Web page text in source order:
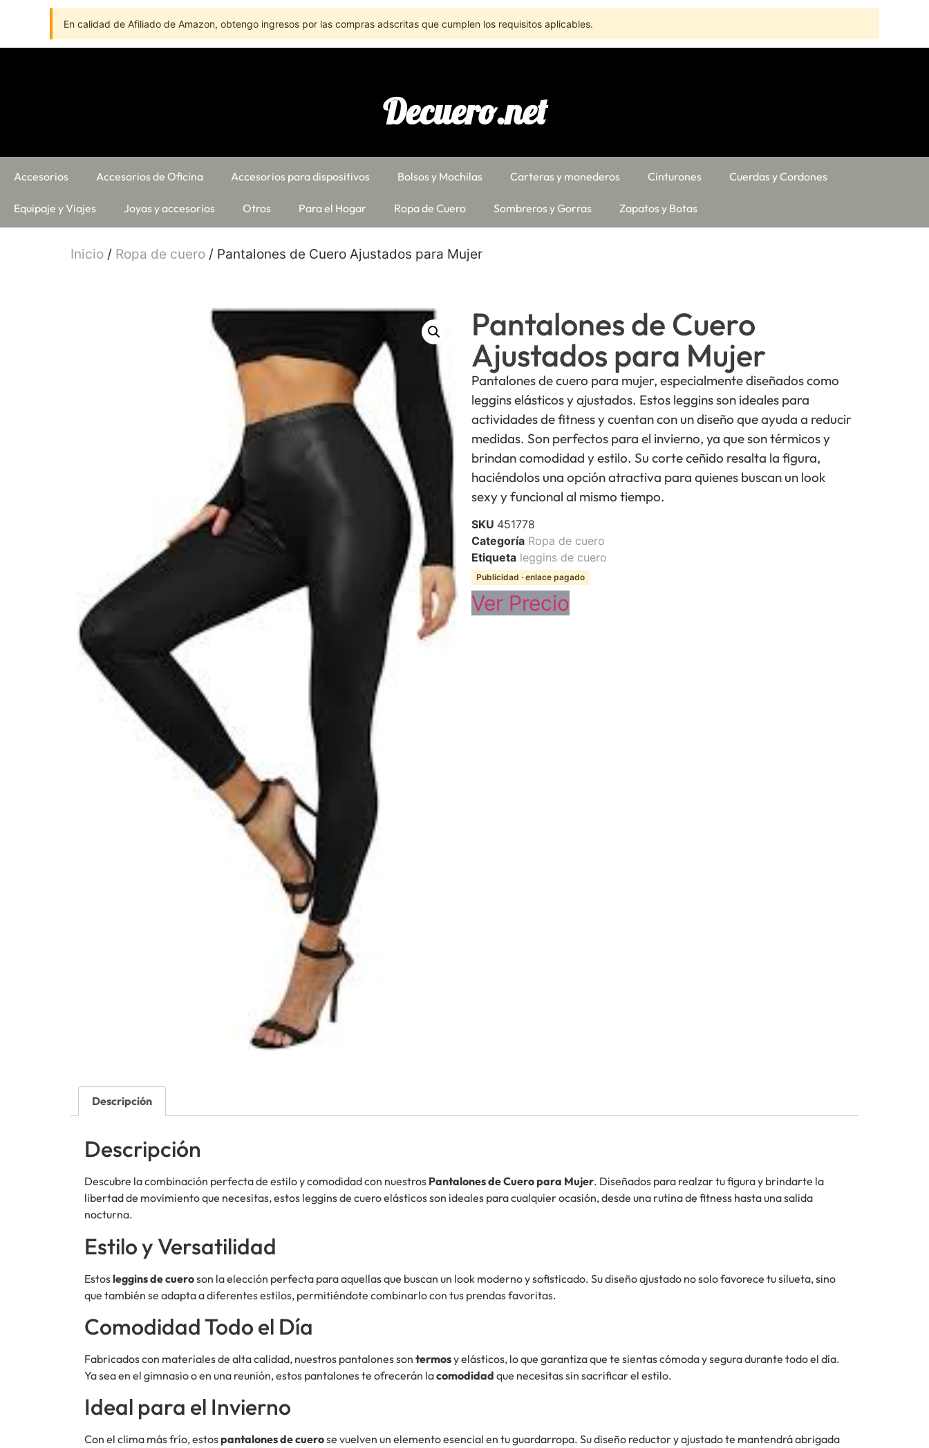
En calidad de Afiliado de Amazon, obtengo ingresos por las compras adscritas que cumplen los requisitos aplicables.
Decuero.net
Accesorios Accesorios de Oficina Accesorios para dispositivos Bolsos y Mochilas Carteras y monederos Cinturones Cuerdas y Cordones
Equipaje y Viajes Joyas y accesorios Otros Para el Hogar Ropa de Cuero Sombreros y Gorras Zapatos y Botas
Inicio / Ropa de cuero / Pantalones de Cuero Ajustados para Mujer
Pantalones de Cuero
Ajustados para Mujer
Pantalones de cuero para mujer, especialmente diseñados como
leggins elásticos y ajustados. Estos leggins son ideales para
actividades de fitness y cuentan con un diseño que ayuda a reducir
medidas. Son perfectos para el invierno, ya que son térmicos y
brindan comodidad y estilo. Su corte ceñido resalta la figura,
haciéndolos una opción atractiva para quienes buscan un look
sexy y funcional al mismo tiempo.
SKU 451778
Categoría Ropa de cuero
Etiqueta leggins de cuero
Publicidad · enlace pagado
Ver Precio
Descripción
Descripción
Descubre la combinación perfecta de estilo y comodidad con nuestros Pantalones de Cuero para Mujer. Diseñados para realzar tu figura y brindarte la
libertad de movimiento que necesitas, estos leggins de cuero elásticos son ideales para cualquier ocasión, desde una rutina de fitness hasta una salida
nocturna.
Estilo y Versatilidad
Estosleggins de cueroson la elección perfecta para aquellas que buscan un look moderno y sofisticado. Su diseño ajustado no solo favorece tu silueta, sino
que también se adapta a diferentes estilos, permitiéndote combinarlo con tus prendas favoritas.
Comodidad Todo el Día
Fabricados con materiales de alta calidad, nuestros pantalones son termosy elásticos, lo que garantiza que te sientas cómoda y segura durante todo el día.
Ya sea en el gimnasio o en una reunión, estos pantalones te ofrecerán lacomodidad que necesitas sin sacrificar el estilo.
Ideal para el Invierno
Con el clima más frío, estospantalones de cuerose vuelven un elemento esencial en tu guardarropa. Su diseño reductor y ajustado te mantendrá abrigada